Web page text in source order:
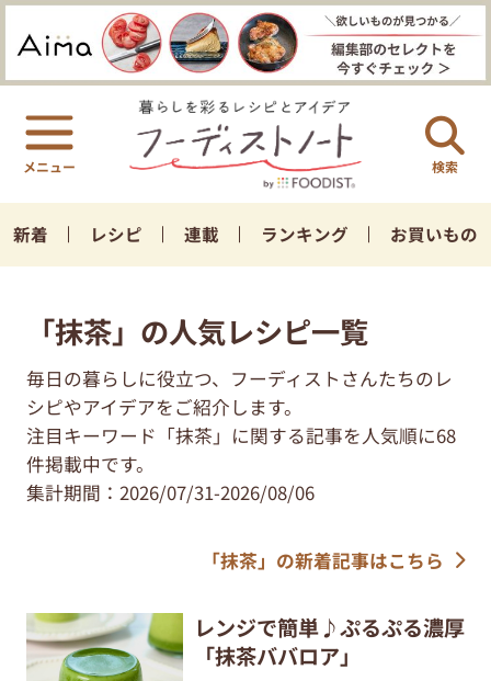
検索
新着 レシピ 連載 ランキング お買いもの
「抹茶」の人気レシピ一覧
毎日の暮らしに役立つ、フーディストさんたちのレ
シピやアイデアをご紹介します。
注目キーワード「抹茶」に関する記事を人気順に68
件掲載中です。
集計期間：2026/07/31-2026/08/06
「抹茶」の新着記事はこちら
レンジで簡単♪ぷるぷる濃厚
「抹茶ババロア」